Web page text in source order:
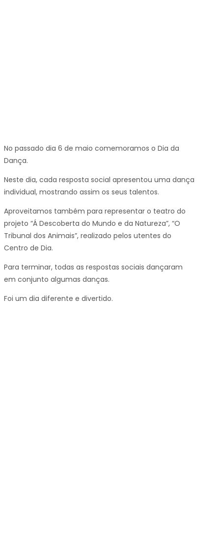
No passado dia 6 de maio comemoramos o Dia da
Dança.
Neste dia, cada resposta social apresentou uma dança
individual, mostrando assim os seus talentos.
Aproveitamos também para representar o teatro do
projeto “Á Descoberta do Mundo e da Natureza”, “O
Tribunal dos Animais”, realizado pelos utentes do
Centro de Dia.
Para terminar, todas as respostas sociais dançaram
em conjunto algumas danças.
Foi um dia diferente e divertido.